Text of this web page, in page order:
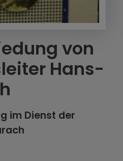
von
Hans-
im Dienst der